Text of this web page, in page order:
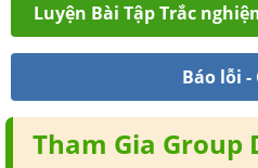
Luyện Bài Tập Trắc
Báo lỗi -
Tham Gia Group